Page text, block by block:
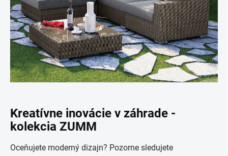
Kreatívne inovácie v záhrade -
kolekcia ZUMM
Oceňujete moderný dizajn? Pozorne sledujete